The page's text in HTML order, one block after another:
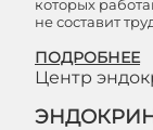
которых
не составит
ПОДРОБНЕЕ
Центр